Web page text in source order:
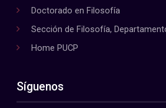
Doctorado en Filosofía
Sección de Filosofía,
Home PUCP
Síguenos